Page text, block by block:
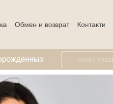
Обмен и возврат Контакти